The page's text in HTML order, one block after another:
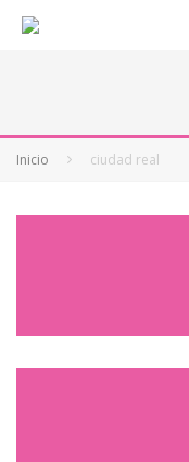
Inicio ciudad real